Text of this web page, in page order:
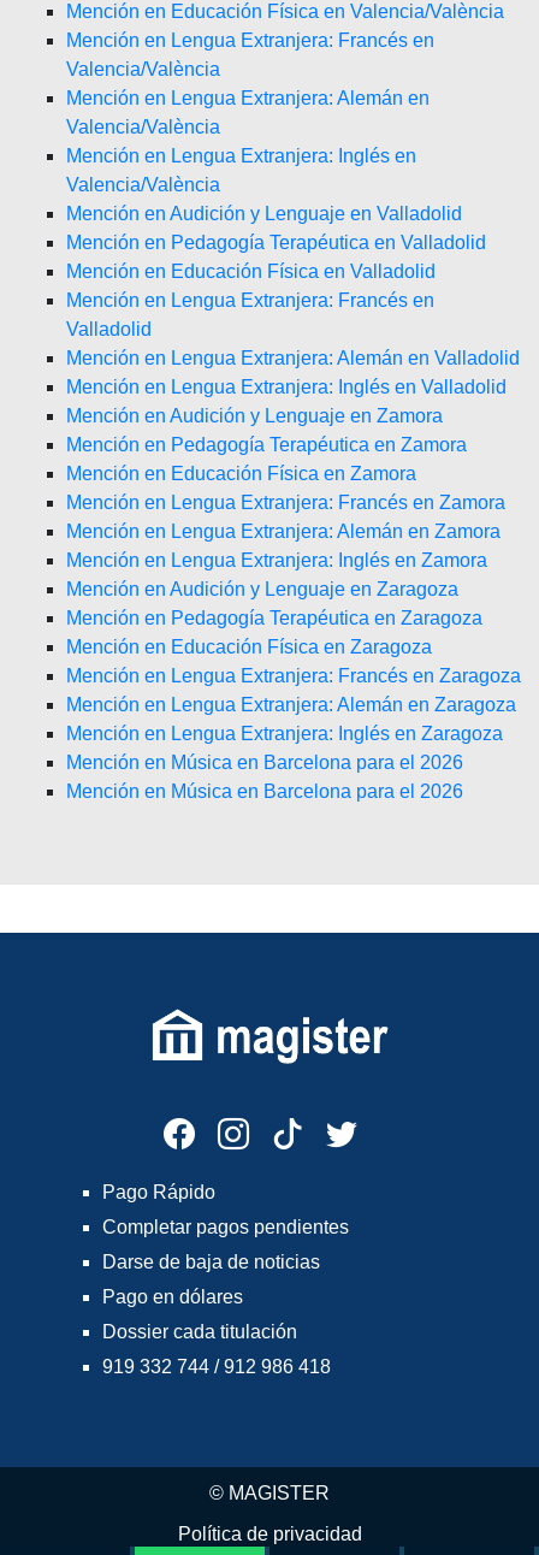
Mención en Educación Física en Valencia/València
Mención en Lengua Extranjera: Francés en
Valencia/València
Mención en Lengua Extranjera: Alemán en
Valencia/València
Mención en Lengua Extranjera: Inglés en
Valencia/València
Mención en Audición y Lenguaje en Valladolid
Mención en Pedagogía Terapéutica en Valladolid
Mención en Educación Física en Valladolid
Mención en Lengua Extranjera: Francés en
Valladolid
Mención en Lengua Extranjera: Alemán en Valladolid
Mención en Lengua Extranjera: Inglés en Valladolid
Mención en Audición y Lenguaje en Zamora
Mención en Pedagogía Terapéutica en Zamora
Mención en Educación Física en Zamora
Mención en Lengua Extranjera: Francés en Zamora
Mención en Lengua Extranjera: Alemán en Zamora
Mención en Lengua Extranjera: Inglés en Zamora
Mención en Audición y Lenguaje en Zaragoza
Mención en Pedagogía Terapéutica en Zaragoza
Mención en Educación Física en Zaragoza
Mención en Lengua Extranjera: Francés en Zaragoza
Mención en Lengua Extranjera: Alemán en Zaragoza
Mención en Lengua Extranjera: Inglés en Zaragoza
Mención en Música en Barcelona para el 2026
Mención en Música en Barcelona para el 2026
Pago Rápido
Completar pagos pendientes
Darse de baja de noticias
Pago en dólares
Dossier cada titulación
919 332 744 / 912 986 418
© MAGISTER
Política de privacidad